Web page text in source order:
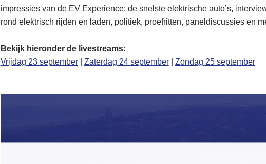
impressies van de EV Experience: de snelste elektrische auto’s,
rond elektrisch rijden en laden, politiek, proefritten, paneldiscussies en
Bekijk hieronder de livestreams:
Vrijdag 23 september| Zaterdag 24 september| Zondag 25 september